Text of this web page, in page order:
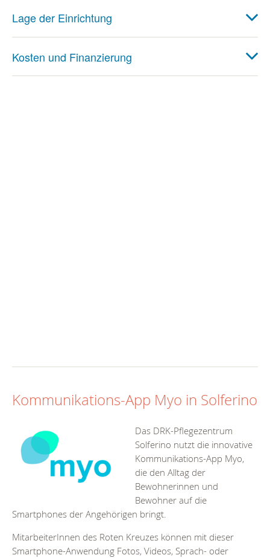
Lage der Einrichtung
Kosten und Finanzierung
Kommunikations-App Myo in Solferino
Das DRK-Pflegezentrum
Solferino nutzt die innovative
Kommunikations-App Myo,
die den Alltag der
Bewohnerinnen und
Bewohner auf die
Smartphones der Angehörigen bringt.
MitarbeiterInnen des Roten Kreuzes können mit dieser
Smartphone-Anwendung Fotos, Videos, Sprach- oder